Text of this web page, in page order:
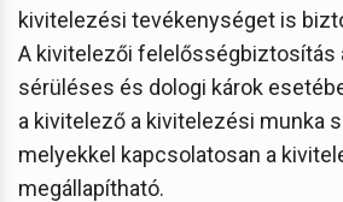
kivitelezési tevékenységet is
A kivitelezői felelősségbiztosítás
sérüléses és dologi károk
a kivitelező a kivitelezési munka
melyekkel kapcsolatosan a
megállapítható.